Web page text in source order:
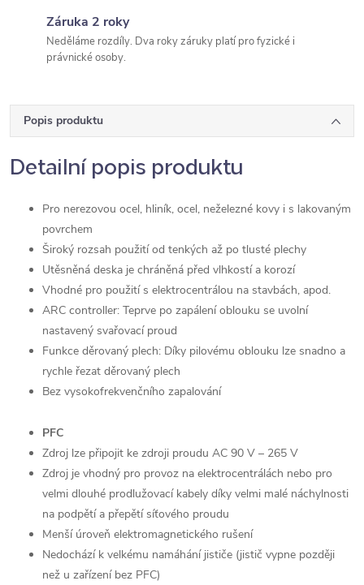
Záruka 2 roky
Neděláme rozdíly. Dva roky záruky platí pro fyzické i
právnické osoby.
Popis produktu
Detailní popis produktu
Pro nerezovou ocel, hliník, ocel, neželezné kovy i s lakovaným
povrchem
Široký rozsah použití od tenkých až po tlusté plechy
Utěsněná deska je chráněná před vlhkostí a korozí
Vhodné pro použití s elektrocentrálou na stavbách, apod.
ARC controller: Teprve po zapálení oblouku se uvolní
nastavený svařovací proud
Funkce děrovaný plech: Díky pilovému oblouku lze snadno a
rychle řezat děrovaný plech
Bez vysokofrekvenčního zapalování
PFC
Zdroj lze připojit ke zdroji proudu AC 90 V – 265 V
Zdroj je vhodný pro provoz na elektrocentrálách nebo pro
velmi dlouhé prodlužovací kabely díky velmi malé náchylnosti
na podpětí a přepětí síťového proudu
Menší úroveň elektromagnetického rušení
Nedochází k velkému namáhání jističe (jistič vypne později
než u zařízení bez PFC)